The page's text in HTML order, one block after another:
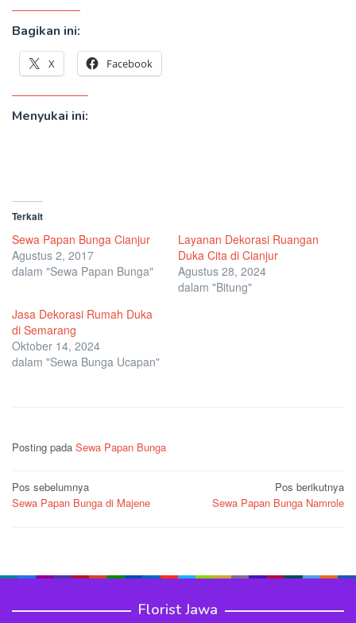
Bagikan ini:
X Facebook
Menyukai ini:
Terkait
Sewa Papan Bunga Cianjur
Agustus 2, 2017
dalam "Sewa Papan Bunga"
Layanan Dekorasi Ruangan
Duka Cita di Cianjur
Agustus 28, 2024
dalam "Bitung"
Jasa Dekorasi Rumah Duka
di Semarang
Oktober 14, 2024
dalam "Sewa Bunga Ucapan"
Posting pada Sewa Papan Bunga
Navigasi
pos
Pos sebelumnya
Sewa Papan Bunga di Majene
Pos berikutnya
Sewa Papan Bunga Namrole
Florist Jawa